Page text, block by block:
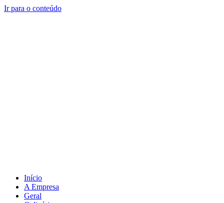
Ir para o conteúdo
Início
A Empresa
Geral